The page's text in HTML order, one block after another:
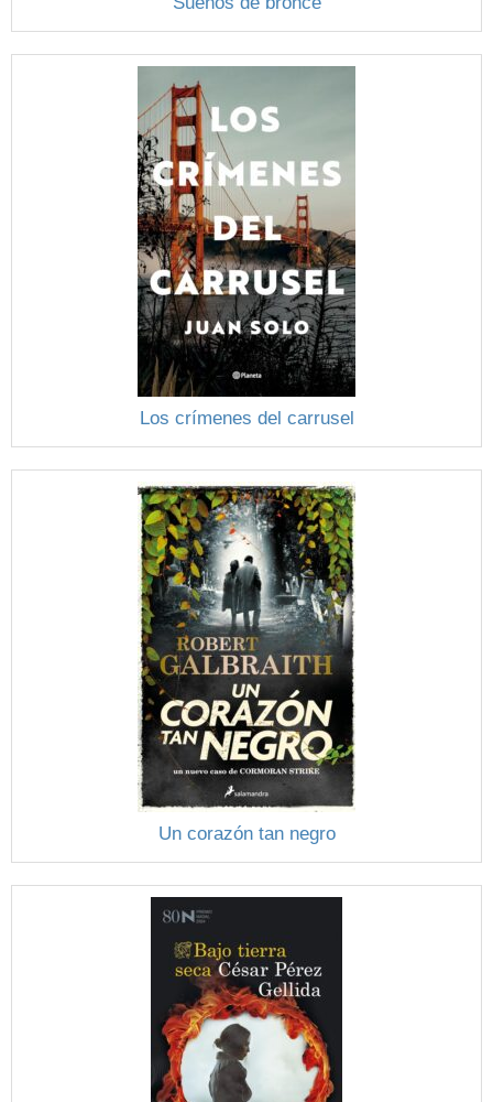
Los crímenes del carrusel
Un corazón tan negro